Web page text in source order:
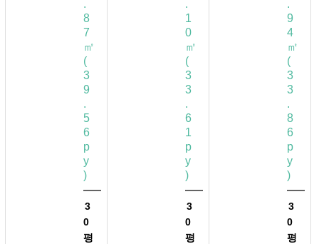
.
8
7
㎡
(
3
9
.
5
6
p
y
)
3
0
평
.
1
0
㎡
(
3
3
.
6
1
p
y
)
3
0
평
.
9
4
㎡
(
3
3
.
8
6
p
y
)
3
0
평